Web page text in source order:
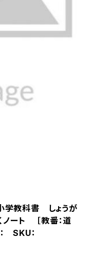
教科書 しょうが
ノート ［教番：道
SKU：